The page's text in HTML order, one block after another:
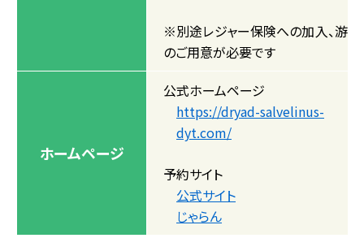
※別途レジャー保険への加入、游
のご用意が必要です
ホームページ
公式ホームページ
https://dryad-salvelinus-
dyt.com/
予約サイト
公式サイト
じゃらん